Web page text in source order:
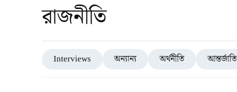
রাজনীতি
Interviews অন্যান্য অর্থনীতি